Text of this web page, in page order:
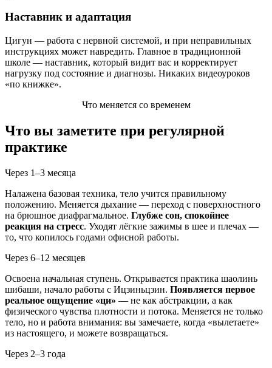
Наставник и адаптация
Цигун — работа с нервной системой, и при неправильных
инструкциях может навредить. Главное в традиционной
школе — наставник, который видит вас и корректирует
нагрузку под состояние и диагнозы. Никаких видеоуроков
«по книжке».
Что меняется со временем
Что вы заметите при регулярной
практике
Через 1–3 месяца
Налажена базовая техника, тело учится правильному
положению. Меняется дыхание — переход с поверхностного
на брюшное диафрагмальное. Глубже сон, спокойнее
реакция на стресс. Уходят лёгкие зажимы в шее и плечах —
то, что копилось годами офисной работы.
Через 6–12 месяцев
Освоена начальная ступень. Открывается практика шаолинь
шибаши, начало работы с Ицзиньцзин. Появляется первое
реальное ощущение «ци» — не как абстракции, а как
физического чувства плотности и потока. Меняется не только
тело, но и работа внимания: вы замечаете, когда «вылетаете»
из настоящего, и можете возвращаться.
Через 2–3 года